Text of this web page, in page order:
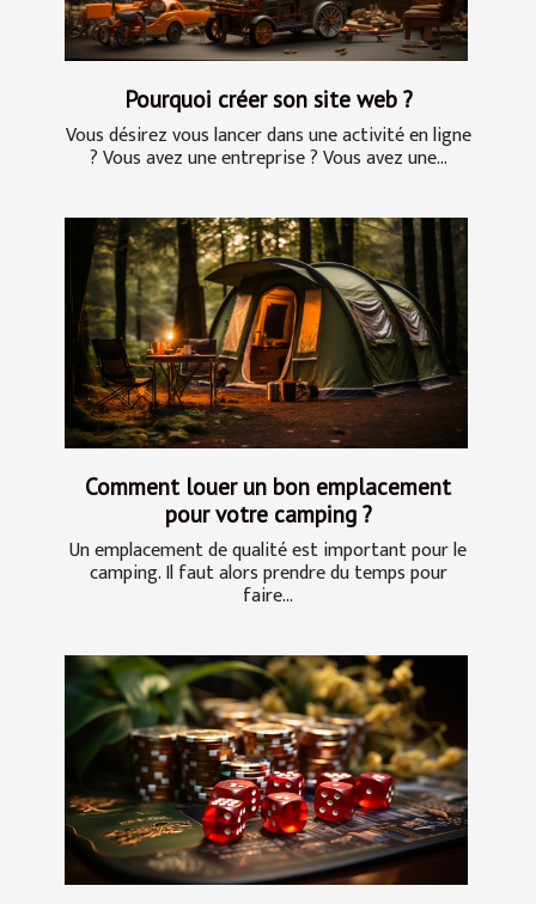
Pourquoi créer son site web ?
Vous désirez vous lancer dans une activité en ligne
? Vous avez une entreprise ? Vous avez une...
Comment louer un bon emplacement
pour votre camping ?
Un emplacement de qualité est important pour le
camping. Il faut alors prendre du temps pour
faire...